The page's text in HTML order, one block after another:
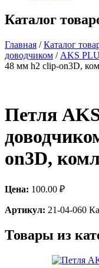
Каталог
Главная /Каталог
доводчиком / AKS
48 мм h2 clip-on3D,
Петля
on3D,
Цена: 100.00 ₽
Артикул: 21-04-060
Товары из